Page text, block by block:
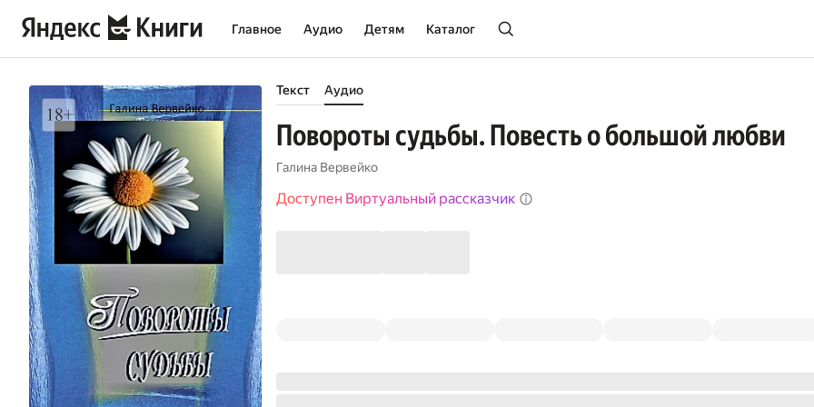
Главное Аудио Детям Каталог
Текст Аудио
Повороты судьбы. Повесть о большой любви
Галина Вервейко
Доступен Виртуальный рассказчик